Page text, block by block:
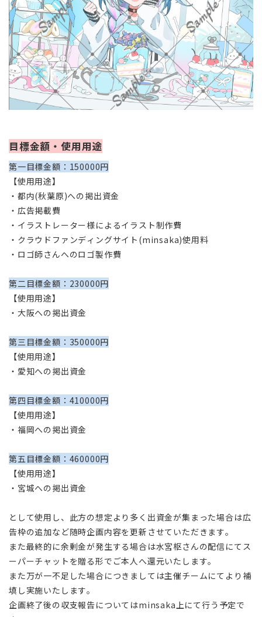
目標金額・使用用途
第一目標金額：150000円
【使用用途】
・都内(秋葉原)への掲出資金
・ 広告掲載費
・ イラストレーター様によるイラスト制作費
・ クラウドファンディングサイト(minsaka)使用料
・ロゴ師さんへのロゴ製作費
第二目標金額：230000円
【使用用途】
・大阪への掲出資金
第三目標金額：350000円
【使用用途】
・愛知への掲出資金
第四目標金額：410000円
【使用用途】
・福岡への掲出資金
第五目標金額：460000円
【使用用途】
・宮城への掲出資金
として使用し、此方の想定より多く出資金が集まった場合は広
告枠の追加など随時企画内容を更新させていただきます。
また最終的に余剰金が発生する場合は水宮枢さんの配信にてス
ーパーチャットを贈る形でご本人へ還元いたします。
また万が一不足した場合につきましては主催チームにてより補
填し実施いたします。
企画終了後の収支報告についてはminsaka上にて行う予定で